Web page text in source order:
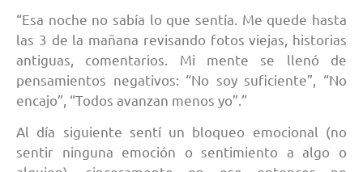
“Esa noche no sabía lo que sentía. Me quede hasta
las 3 de la mañana revisando fotos viejas, historias
antiguas, comentarios. Mi mente se llenó de
pensamientos negativos: “No soy suficiente”, “No
encajo”, “Todos avanzan menos yo”.”
Al día siguiente sentí un bloqueo emocional (no
sentir ninguna emoción o sentimiento a algo o